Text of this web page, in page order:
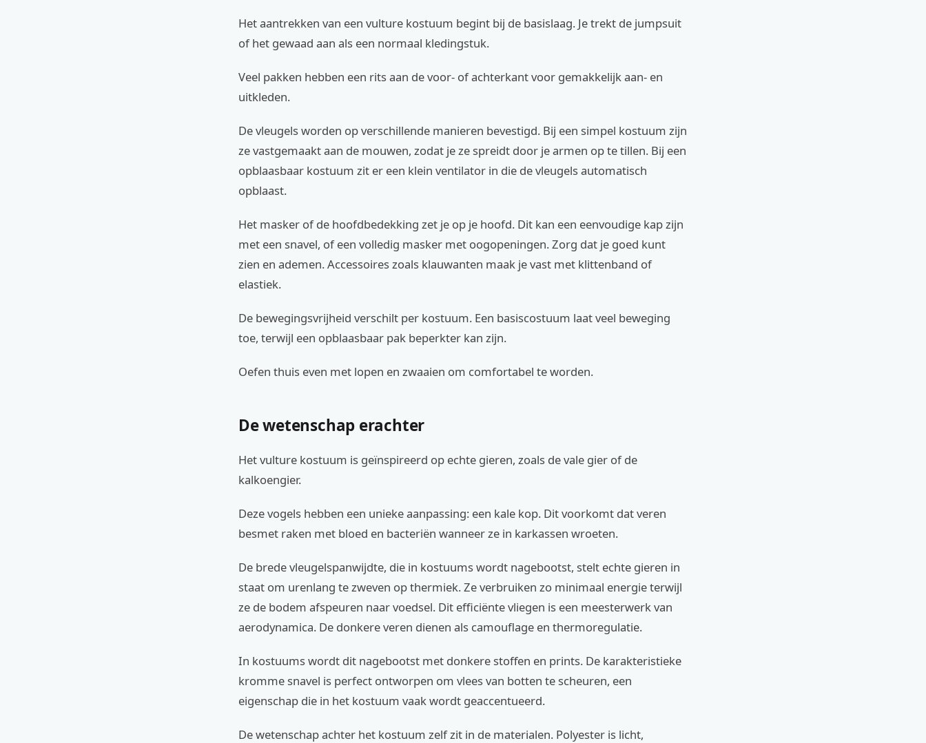
Het aantrekken van een vulture kostuum begint bij de basislaag. Je trekt de jumpsuit
of het gewaad aan als een normaal kledingstuk.
Veel pakken hebben een rits aan de voor- of achterkant voor gemakkelijk aan- en
uitkleden.
De vleugels worden op verschillende manieren bevestigd. Bij een simpel kostuum zijn
ze vastgemaakt aan de mouwen, zodat je ze spreidt door je armen op te tillen. Bij een
opblaasbaar kostuum zit er een klein ventilator in die de vleugels automatisch
opblaast.
Het masker of de hoofdbedekking zet je op je hoofd. Dit kan een eenvoudige kap zijn
met een snavel, of een volledig masker met oogopeningen. Zorg dat je goed kunt
zien en ademen. Accessoires zoals klauwanten maak je vast met klittenband of
elastiek.
De bewegingsvrijheid verschilt per kostuum. Een basiscostuum laat veel beweging
toe, terwijl een opblaasbaar pak beperkter kan zijn.
Oefen thuis even met lopen en zwaaien om comfortabel te worden.
De wetenschap erachter
Het vulture kostuum is geïnspireerd op echte gieren, zoals de vale gier of de
kalkoengier.
Deze vogels hebben een unieke aanpassing: een kale kop. Dit voorkomt dat veren
besmet raken met bloed en bacteriën wanneer ze in karkassen wroeten.
De brede vleugelspanwijdte, die in kostuums wordt nagebootst, stelt echte gieren in
staat om urenlang te zweven op thermiek. Ze verbruiken zo minimaal energie terwijl
ze de bodem afspeuren naar voedsel. Dit efficiënte vliegen is een meesterwerk van
aerodynamica. De donkere veren dienen als camouflage en thermoregulatie.
In kostuums wordt dit nagebootst met donkere stoffen en prints. De karakteristieke
kromme snavel is perfect ontworpen om vlees van botten te scheuren, een
eigenschap die in het kostuum vaak wordt geaccentueerd.
De wetenschap achter het kostuum zelf zit in de materialen. Polyester is licht,